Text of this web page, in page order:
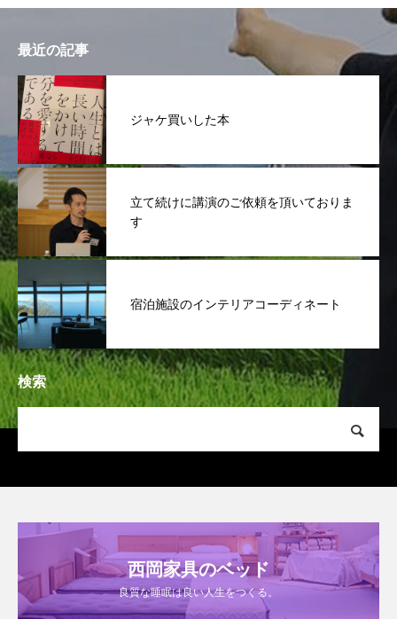
最近の記事
ジャケ買いした本
立て続けに講演のご依頼を頂いておりま
す
宿泊施設のインテリアコーディネート
検索
西岡家具のベッド
良質な睡眠は良い人生をつくる。